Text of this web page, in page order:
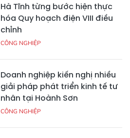
Hà Tĩnh từng bước hiện thực
hóa Quy hoạch điện VIII điều
chỉnh
CÔNG NGHIỆP
Doanh nghiệp kiến nghị nhiều
giải pháp phát triển kinh tế tư
nhân tại Hoành Sơn
CÔNG NGHIỆP